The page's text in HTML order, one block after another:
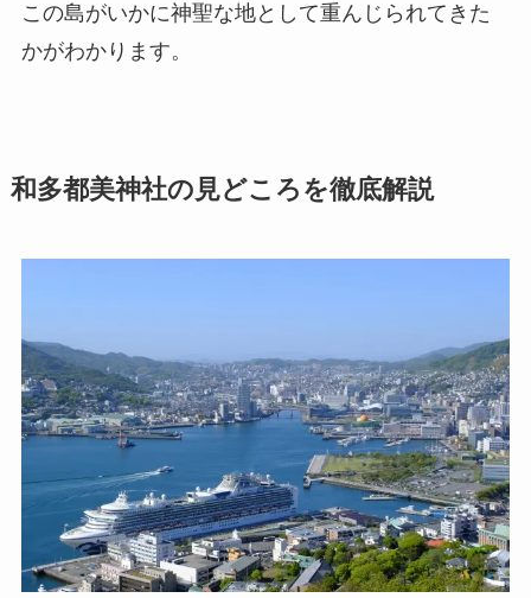
この島がいかに神聖な地として重んじられてきた
かがわかります。
和多都美神社の見どころを徹底解説